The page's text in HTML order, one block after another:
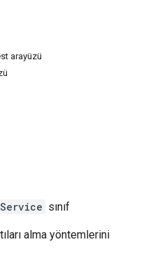
arayüzü
sınıf
alma yöntemlerini